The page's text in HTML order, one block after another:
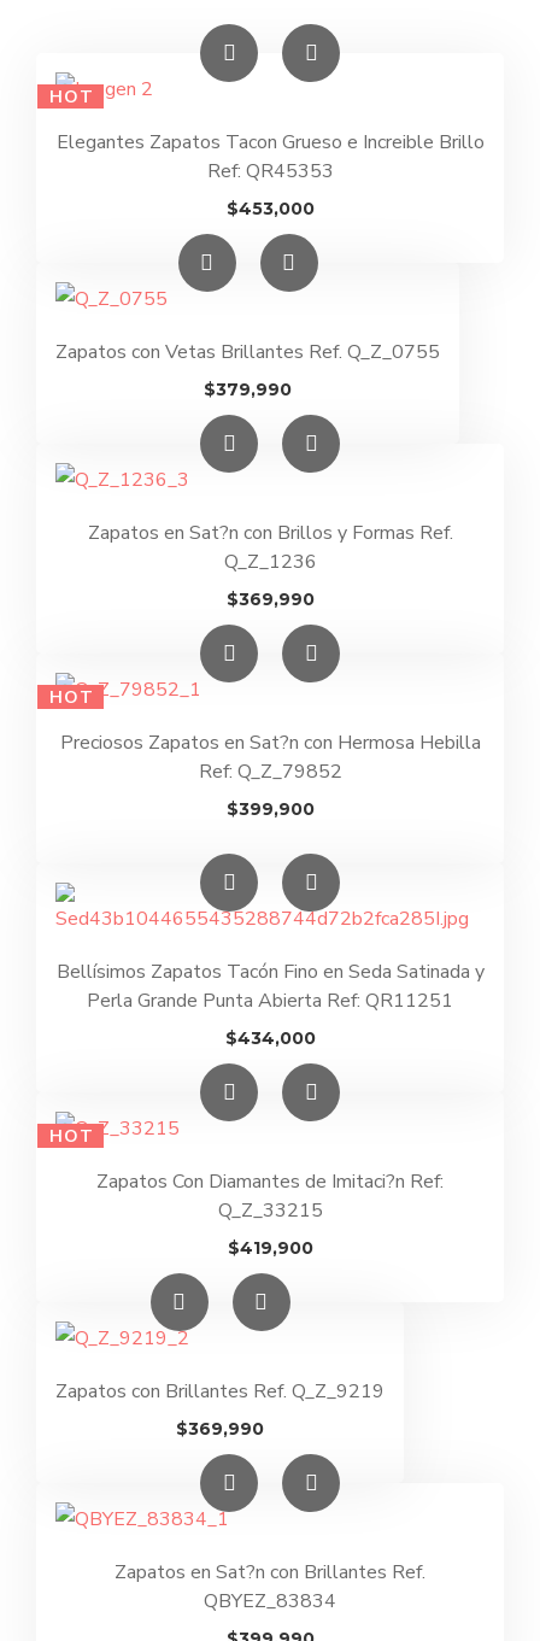
HOT
Elegantes Zapatos Tacon Grueso e Increible Brillo
Ref: QR45353
$453,000
Zapatos con Vetas Brillantes Ref. Q_Z_0755
$379,990
Zapatos en Sat?n con Brillos y Formas Ref.
Q_Z_1236
$369,990
HOT
Preciosos Zapatos en Sat?n con Hermosa Hebilla
Ref: Q_Z_79852
$399,900
Bellísimos Zapatos Tacón Fino en Seda Satinada y
Perla Grande Punta Abierta Ref: QR11251
$434,000
HOT
Zapatos Con Diamantes de Imitaci?n Ref:
Q_Z_33215
$419,900
Zapatos con Brillantes Ref. Q_Z_9219
$369,990
Zapatos en Sat?n con Brillantes Ref.
QBYEZ_83834